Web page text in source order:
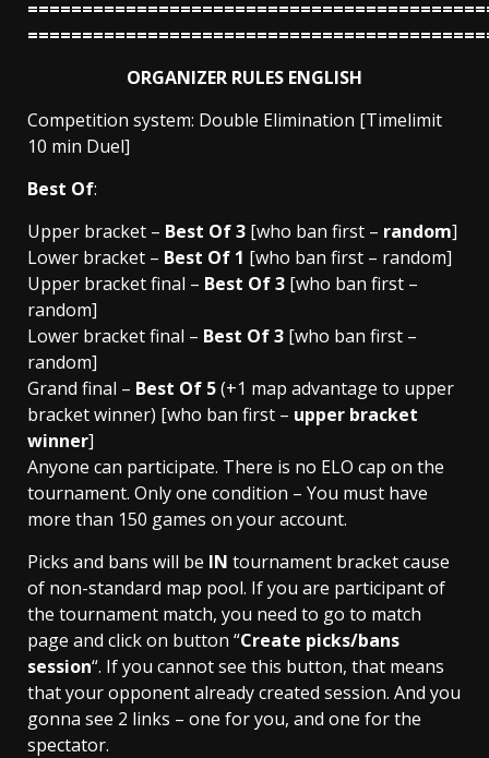
ORGANIZER RULES ENGLISH
Competition system: Double Elimination [Timelimit
10 min Duel]
Best Of:
Upper bracket – Best Of 3 [who ban first – random]
Lower bracket – Best Of 1 [who ban first – random]
Upper bracket final – Best Of 3 [who ban first –
random]
Lower bracket final – Best Of 3 [who ban first –
random]
Grand final – Best Of 5(+1 map advantage to upper
bracket winner) [who ban first – upper bracket
winner]
Anyone can participate. There is no ELO cap on the
tournament. Only one condition – You must have
more than 150 games on your account.
Picks and bans will be IN tournament bracket cause
of non-standard map pool. If you are participant of
the tournament match, you need to go to match
page and click on button “Create picks/bans
session“. If you cannot see this button, that means
that your opponent already created session. And you
gonna see 2 links – one for you, and one for the
spectator.